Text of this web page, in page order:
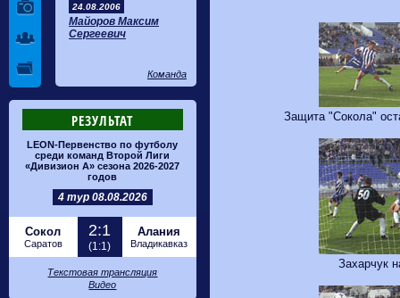
24.08.2006
Майоров Максим
Сергеевич
Команда
РЕЗУЛЬТАТ
LEON-Первенство по футболу
среди команд Второй Лиги
«Дивизион А» сезона 2026-2027
годов
4 тур 08.08.2026
Сокол
Саратов
2:1
(1:1)
Алания
Владикавказ
Текстовая трансляция
Видео
Защита "Сокола"
Захарчук